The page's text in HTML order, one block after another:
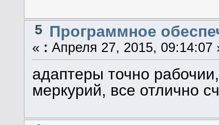
5 Программное
« : Апреля 27, 2015, 09:14:07
адаптеры точно
меркурий, все отлично